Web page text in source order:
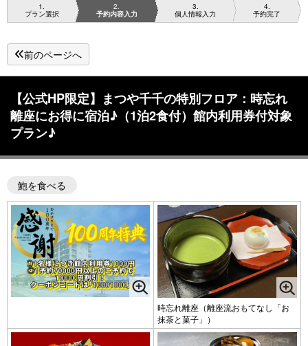
1
プラン選択
2
予約内容入力
3
個人情報入力
4
予約完了
前のページへ
【公式HP限定】まつや千千の特別フロア：時忘れ
離座にお得に宿泊♪（1泊2食付）館内利用券付対象
プラン♪
鮑を食べる
時忘れ離座（離座流おもてなし「お
抹茶と菓子」）